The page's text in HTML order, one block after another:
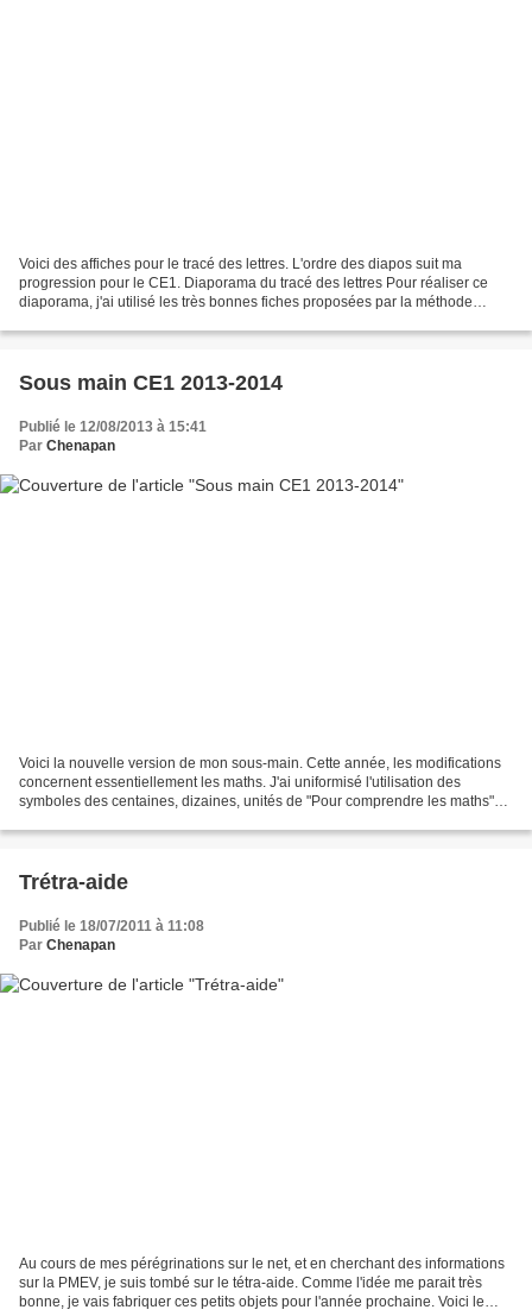
Voici des affiches pour le tracé des lettres. L'ordre des diapos suit ma
progression pour le CE1. Diaporama du tracé des lettres Pour réaliser ce
diaporama, j'ai utilisé les très bonnes fiches proposées par la méthode
Sous main CE1 2013-2014
Publié le 12/08/2013 à 15:41
Par Chenapan
Voici la nouvelle version de mon sous-main. Cette année, les modifications
concernent essentiellement les maths. J'ai uniformisé l'utilisation des
symboles des centaines, dizaines, unités de "Pour comprendre les maths"
Trétra-aide
Publié le 18/07/2011 à 11:08
Par Chenapan
Au cours de mes pérégrinations sur le net, et en cherchant des informations
sur la PMEV, je suis tombé sur le tétra-aide. Comme l'idée me parait très
bonne, je vais fabriquer ces petits objets pour l'année prochaine. Voici le